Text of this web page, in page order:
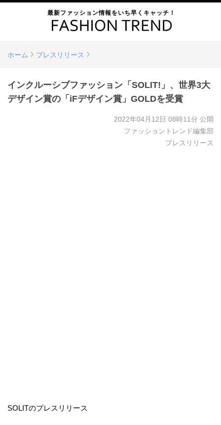
最新ファッション情報をいち早くキャッチ！
ホーム プレスリリース
インクルーシブファッション「SOLIT!」、世界3大
デザイン賞の「iFデザイン賞」GOLDを受賞
2022年04月12日 08時11分 公開
ファッショントレンド編集部
プレスリリース
SOLITのプレスリリース